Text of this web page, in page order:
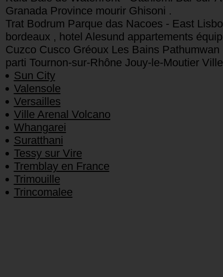
Granada Province mourir Ghisoni .
Trat Bodrum Parque das Nacoes - East
bordeaux , hotel Alesund appartements
Cuzco Cusco Gréoux Les Bains
parti Tournon-sur-Rhône Jouy-le-Moutier
Sun City
Valensole
Versailles
Ville Arenal Volcano
Whangarei
Suratthani
Tessy sur Vire
Tremblay en France
Trimouille
Trincomalee